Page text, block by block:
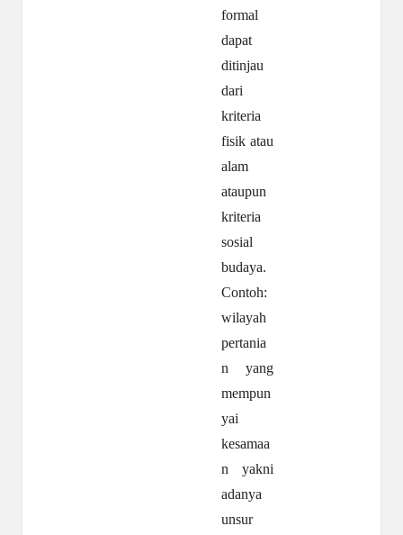
formal
dapat
ditinjau
dari
kriteria
fisik atau
alam
ataupun
kriteria
sosial
budaya.
Contoh:
wilayah
pertania
n yang
mempun
yai
kesamaa
n yakni
adanya
unsur